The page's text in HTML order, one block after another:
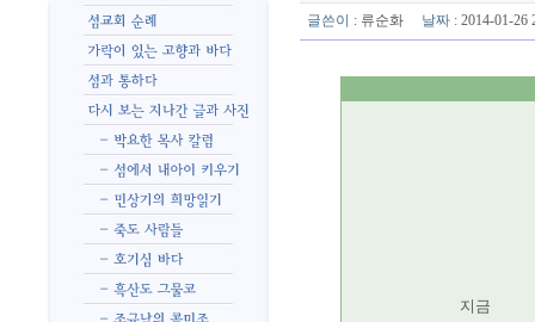
글쓴이 : 류순화 날짜: 2014-01-
지금